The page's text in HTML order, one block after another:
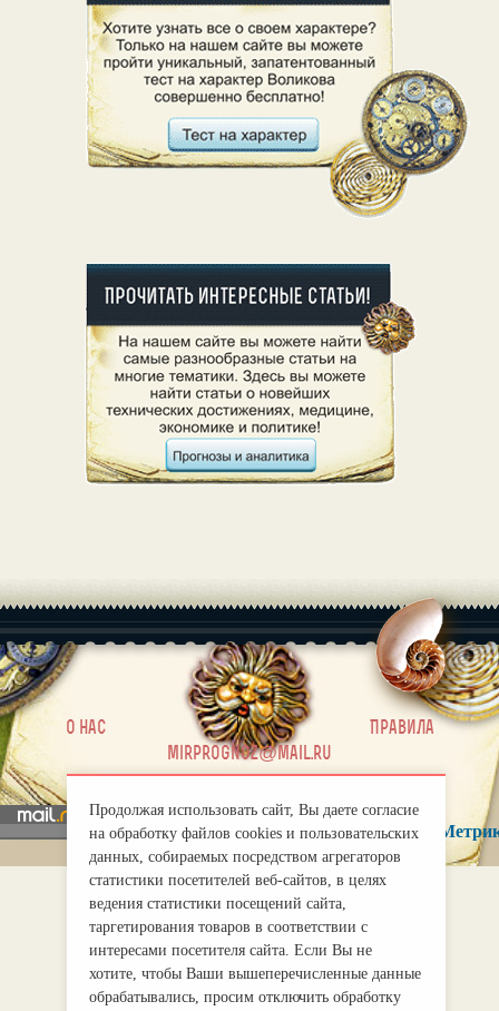
О нас |
Правила
mirprognoz@mail.ru
Продолжая использовать сайт, Вы даете согласие
на обработку файлов cookies и пользовательских
данных, собираемых посредством агрегаторов
статистики посетителей веб-сайтов, в целях
ведения статистики посещений сайта,
таргетирования товаров в соответствии с
интересами посетителя сайта. Если Вы не
хотите, чтобы Ваши вышеперечисленные данные
обрабатывались, просим отключить обработку